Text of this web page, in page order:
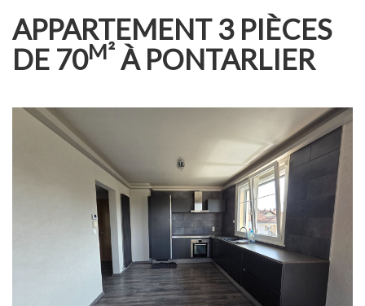
APPARTEMENT 3 PIÈCES
DE 70M² À PONTARLIER